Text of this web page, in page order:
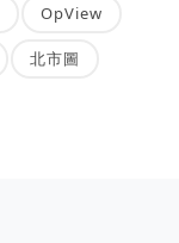
OpView
北市圖